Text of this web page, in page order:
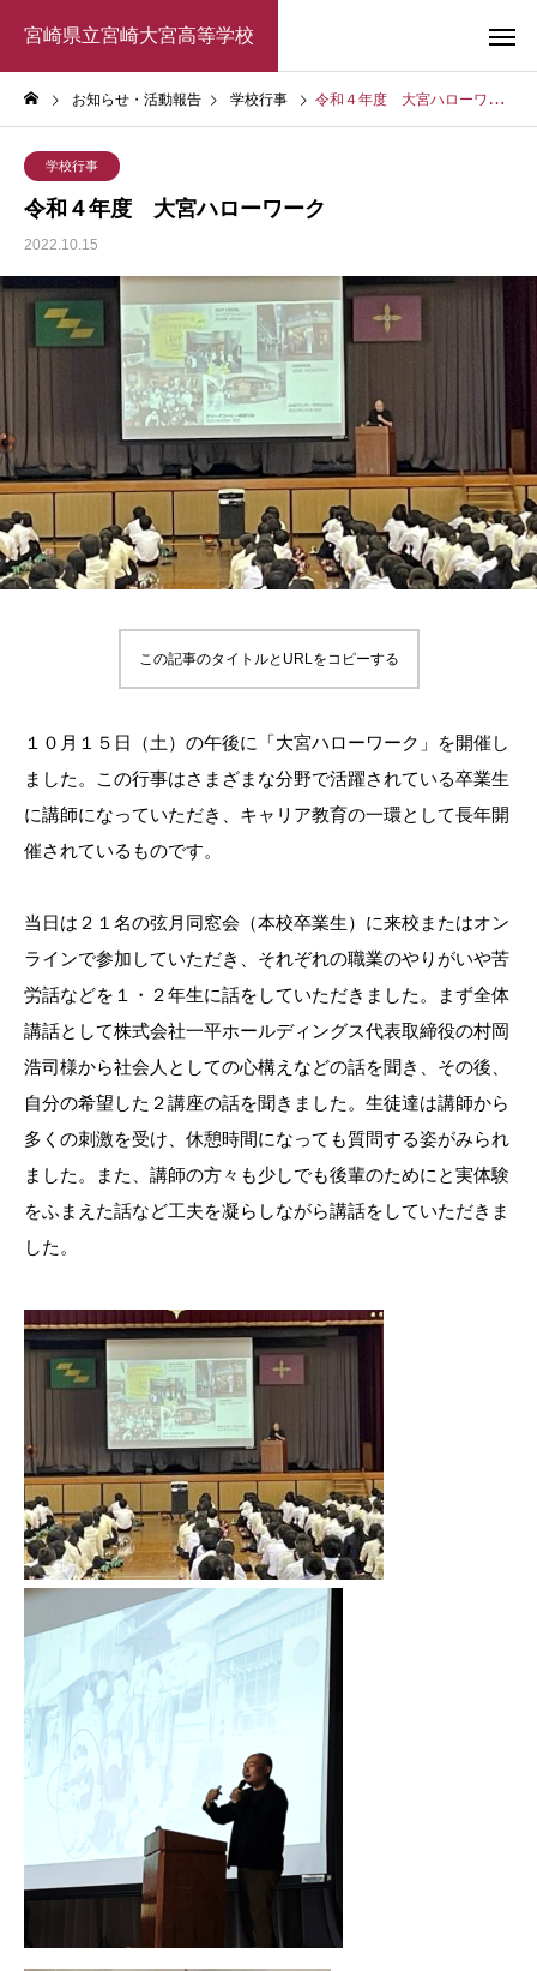
宮崎県立宮崎大宮高等学校
お知らせ・活動報告 学校行事 令和４年度 大宮ハローワーク
学校行事
令和４年度 大宮ハローワーク
2022.10.15
この記事のタイトルとURLをコピーする
１０月１５日（土）の午後に「大宮ハローワーク」を開催し
ました。この行事はさまざまな分野で活躍されている卒業生
に講師になっていただき、キャリア教育の一環として長年開
催されているものです。
当日は２１名の弦月同窓会（本校卒業生）に来校またはオン
ラインで参加していただき、それぞれの職業のやりがいや苦
労話などを１・２年生に話をしていただきました。まず全体
講話として株式会社一平ホールディングス代表取締役の村岡
浩司様から社会人としての心構えなどの話を聞き、その後、
自分の希望した２講座の話を聞きました。生徒達は講師から
多くの刺激を受け、休憩時間になっても質問する姿がみられ
ました。また、講師の方々も少しでも後輩のためにと実体験
をふまえた話など工夫を凝らしながら講話をしていただきま
した。